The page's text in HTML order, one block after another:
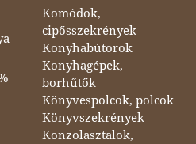
Komódok,
cipősszekrények
Konyhabútorok
Konyhagépek,
borhűtők
Könyvespolcok, polcok
Könyvszekrények
Konzolasztalok,